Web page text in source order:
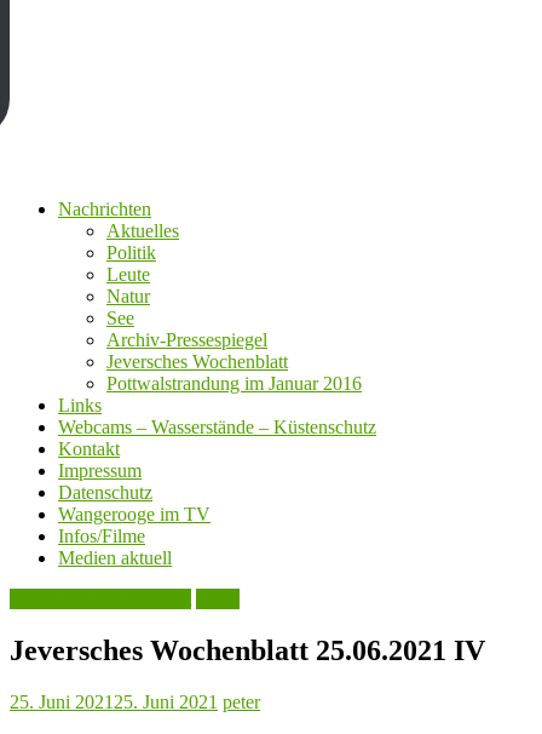
Nachrichten
Aktuelles
Politik
Leute
Natur
See
Archiv-Pressespiegel
Jeversches Wochenblatt
Pottwalstrandung im Januar 2016
Links
Webcams – Wasserstände – Küstenschutz
Kontakt
Impressum
Datenschutz
Wangerooge im TV
Infos/Filme
Medien aktuell
Jeversches Wochenblatt 25.06.2021 IV
25. Juni 2021 25. Juni 2021 peter